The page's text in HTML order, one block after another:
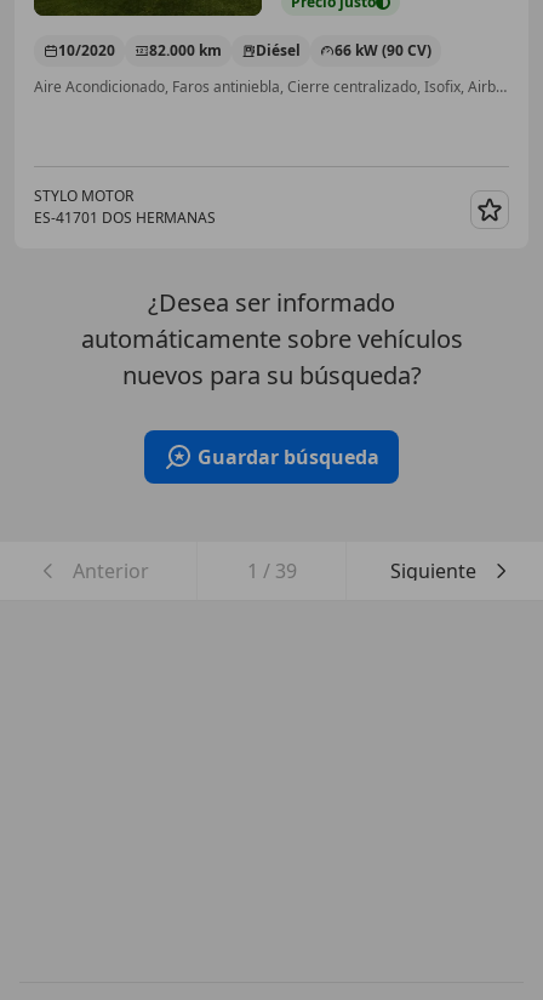
10/2020 82.000 km Diésel
66 kW (90 CV)
Aire Acondicionado, Faros antiniebla, Cierre centralizado, Isofix, Airbags laterales, ABS
STYLO MOTOR
ES-41701 DOS HERMANAS
¿Desea ser informado
automáticamente sobre vehículos
nuevos para su búsqueda?
Guardar búsqueda
Anterior 1 / 39 Siguiente